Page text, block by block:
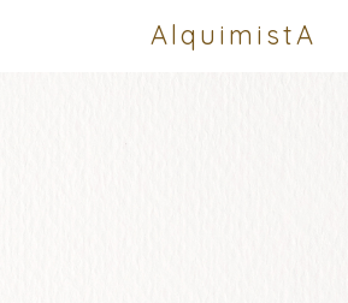
AlquimistA